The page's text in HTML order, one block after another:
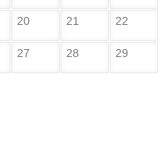
20 21 22
27 28 29